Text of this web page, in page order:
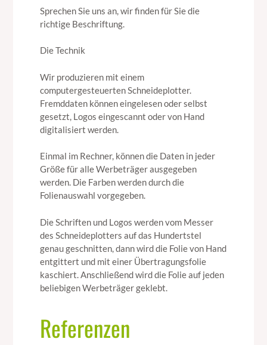
Sprechen Sie uns an, wir finden für Sie die
richtige Beschriftung.
Die Technik
Wir produzieren mit einem
computergesteuerten Schneideplotter.
Fremddaten können eingelesen oder selbst
gesetzt, Logos eingescannt oder von Hand
digitalisiert werden.
Einmal im Rechner, können die Daten in jeder
Größe für alle Werbeträger ausgegeben
werden. Die Farben werden durch die
Folienauswahl vorgegeben.
Die Schriften und Logos werden vom Messer
des Schneideplotters auf das Hundertstel
genau geschnitten, dann wird die Folie von Hand
entgittert und mit einer Übertragungsfolie
kaschiert. Anschließend wird die Folie auf jeden
beliebigen Werbeträger geklebt.
Referenzen